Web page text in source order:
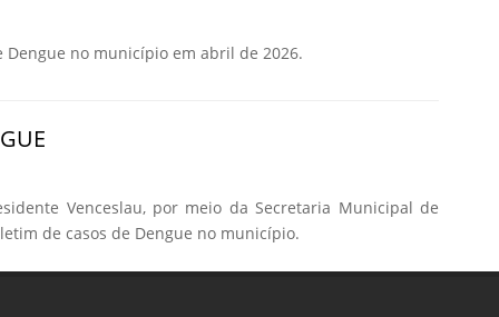
Dengue no município em abril de 2026.
Venceslau, por meio da Secretaria Municipal de
de casos de Dengue no município.